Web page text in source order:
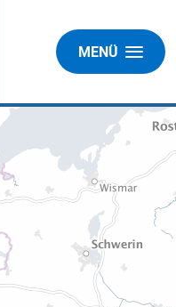
MENÜ